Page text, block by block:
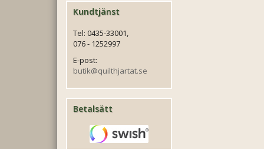
Kundtjänst
Tel: 0435-33001,
076 - 1252997
E-post:
butik@quilthjartat.se
Betalsätt